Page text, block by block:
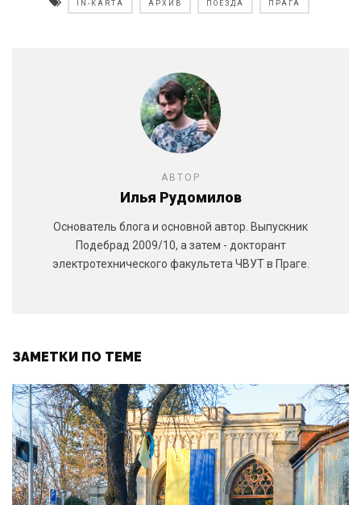
IN-KARTA АРХИВ ПОЕЗДА ПРАГА
АВТОР
Илья Рудомилов
Основатель блога и основной автор. Выпускник
Подебрад 2009/10, а затем - докторант
электротехнического факультета ЧВУТ в Праге.
ЗАМЕТКИ ПО ТЕМЕ